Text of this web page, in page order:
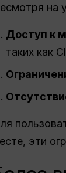
на
Доступ к
таких как
эти